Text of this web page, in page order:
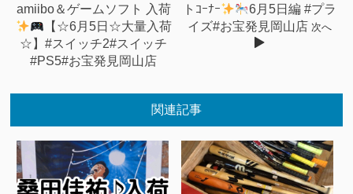
amiibo＆ゲームソフト 入荷
【☆6月5日☆大量入荷
☆】#スイッチ2#スイッチ
#PS5#お宝発見岡山店
トｺｰﾅｰ
6月5日編 #プラ
イズ#お宝発見岡山店 次へ
関連記事